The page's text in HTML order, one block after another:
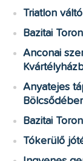
Triatlon
Bazitai
Anconai
Anyatejes
Bazitai
Tókerülő